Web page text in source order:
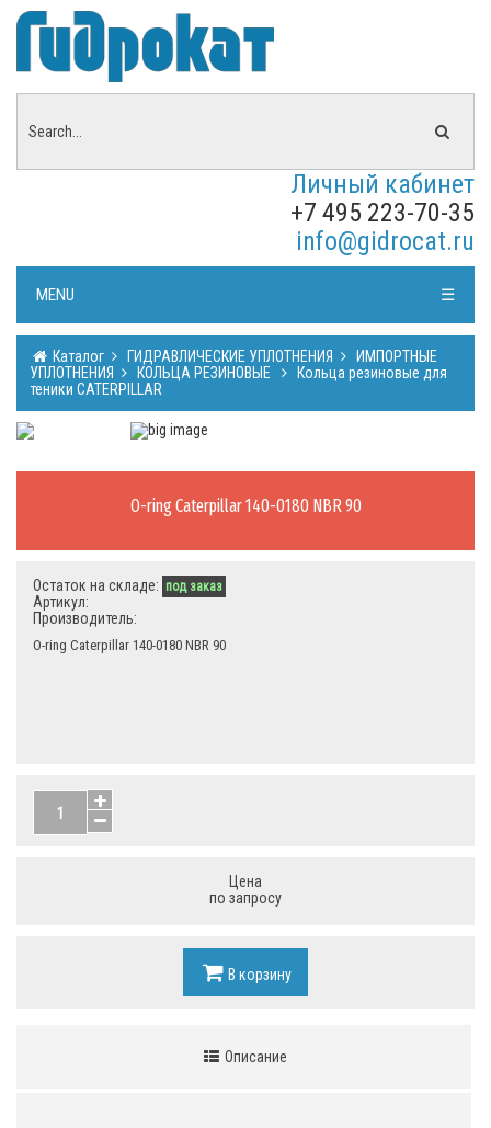
Личный кабинет
+7 495 223-70-35
info@gidrocat.ru
MENU ☰
Каталог ГИДРАВЛИЧЕСКИЕ УПЛОТНЕНИЯ
ИМПОРТНЫЕ
УПЛОТНЕНИЯ
КОЛЬЦА РЕЗИНОВЫЕ
Кольца резиновые для
теники CATERPILLAR
O-ring Caterpillar 140-0180 NBR 90
Остаток на складе: под заказ
Артикул:
Производитель:
O-ring Caterpillar 140-0180 NBR 90
Цена
по запросу
В корзину
Описание